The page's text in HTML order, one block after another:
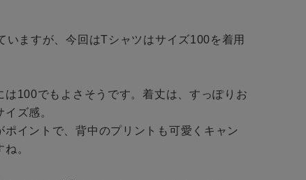
会社概要
WEB限定
いますが、今回はTシャツはサイズ100を着用
は100でもよさそうです。着丈は、すっぽりお
ズ感。
ポイントで、背中のプリントも可愛くキャン
。